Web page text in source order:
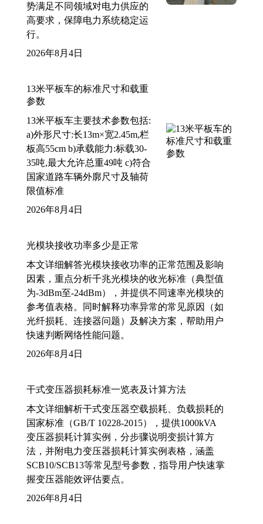
势满足不同领域对电力供应的
高要求，保障电力系统稳定运
行。
2026年8月4日
13米平板车的标准尺寸和载重
参数
13米平板车主要技术参数包括:
a)外形尺寸:长13m×宽2.45m,栏
板高55cm b)承载能力:标载30-
35吨,最大允许总重49吨 c)符合
国家道路车辆外廓尺寸及轴荷
限值标准
2026年8月4日
光模块接收功率多少是正常
本文详细解答光模块接收功率的正常范围及影响
因素，重点分析千兆光模块的收光标准（典型值
为-3dBm至-24dBm），并提供不同速率光模块的
参考值表格。同时解释功率异常的常见原因（如
光纤损耗、连接器问题）及解决方案，帮助用户
快速判断网络性能问题。
2026年8月4日
干式变压器损耗标准一览表及计算方法
本文详细解析干式变压器空载损耗、负载损耗的
国家标准（GB/T 10228-2015），提供1000kVA
变压器损耗计算实例，分步骤说明变损计算方
法，并附电力变压器损耗计算实例表格，涵盖
SCB10/SCB13等常见型号参数，指导用户快速掌
握变压器能效评估要点。
2026年8月4日